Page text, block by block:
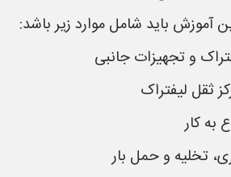
آموزش باید شامل موارد زیر باشد:
و تجهیزات جانبی
ثقل لیفتراک
به کار
تخلیه و حمل بار